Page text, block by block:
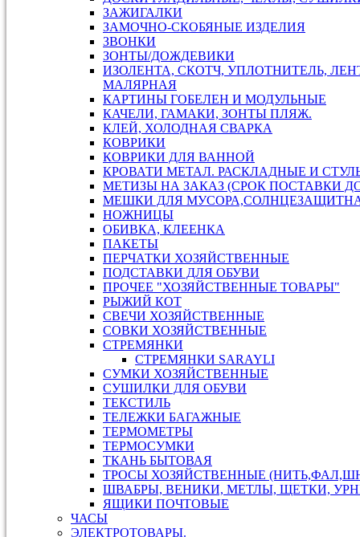
ЗАЖИГАЛКИ
ЗАМОЧНО-СКОБЯНЫЕ ИЗДЕЛИЯ
ЗВОНКИ
ЗОНТЫ/ДОЖДЕВИКИ
ИЗОЛЕНТА, СКОТЧ, УПЛОТНИТЕЛЬ,
МАЛЯРНАЯ
КАРТИНЫ ГОБЕЛЕН И МОДУЛЬНЫЕ
КАЧЕЛИ, ГАМАКИ, ЗОНТЫ ПЛЯЖ.
КЛЕЙ, ХОЛОДНАЯ СВАРКА
КОВРИКИ
КОВРИКИ ДЛЯ ВАННОЙ
КРОВАТИ МЕТАЛ. РАСКЛАДНЫЕ И
МЕТИЗЫ НА ЗАКАЗ (СРОК ПОСТАВКИ
МЕШКИ ДЛЯ
НОЖНИЦЫ
ОБИВКА, КЛЕЕНКА
ПАКЕТЫ
ПЕРЧАТКИ ХОЗЯЙСТВЕННЫЕ
ПОДСТАВКИ ДЛЯ ОБУВИ
ПРОЧЕЕ "ХОЗЯЙСТВЕННЫЕ ТОВАРЫ"
РЫЖИЙ КОТ
СВЕЧИ ХОЗЯЙСТВЕННЫЕ
СОВКИ ХОЗЯЙСТВЕННЫЕ
СТРЕМЯНКИ
СТРЕМЯНКИ SARAYLI
СУМКИ ХОЗЯЙСТВЕННЫЕ
СУШИЛКИ ДЛЯ ОБУВИ
ТЕКСТИЛЬ
ТЕЛЕЖКИ БАГАЖНЫЕ
ТЕРМОМЕТРЫ
ТЕРМОСУМКИ
ТКАНЬ БЫТОВАЯ
ТРОСЫ ХОЗЯЙСТВЕННЫЕ
ШВАБРЫ, ВЕНИКИ, МЕТЛЫ, ЩЕТКИ,
ЯЩИКИ ПОЧТОВЫЕ
ЧАСЫ
ЭЛЕКТРОТОВАРЫ.